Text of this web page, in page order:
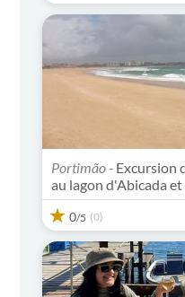
Portimão - Excursion
au lagon d'Abicada
0/5 (0)